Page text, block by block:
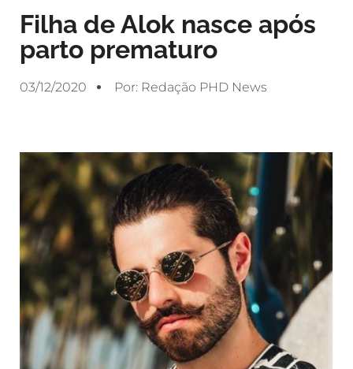
Filha de Alok nasce após
parto prematuro
03/12/2020 Por: Redação PHD News